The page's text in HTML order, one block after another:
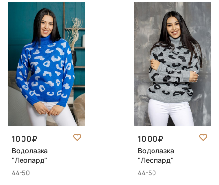
1000
Водолазка
"Леопард"
44-50
1000
Водолазка
"Леопард"
44-50